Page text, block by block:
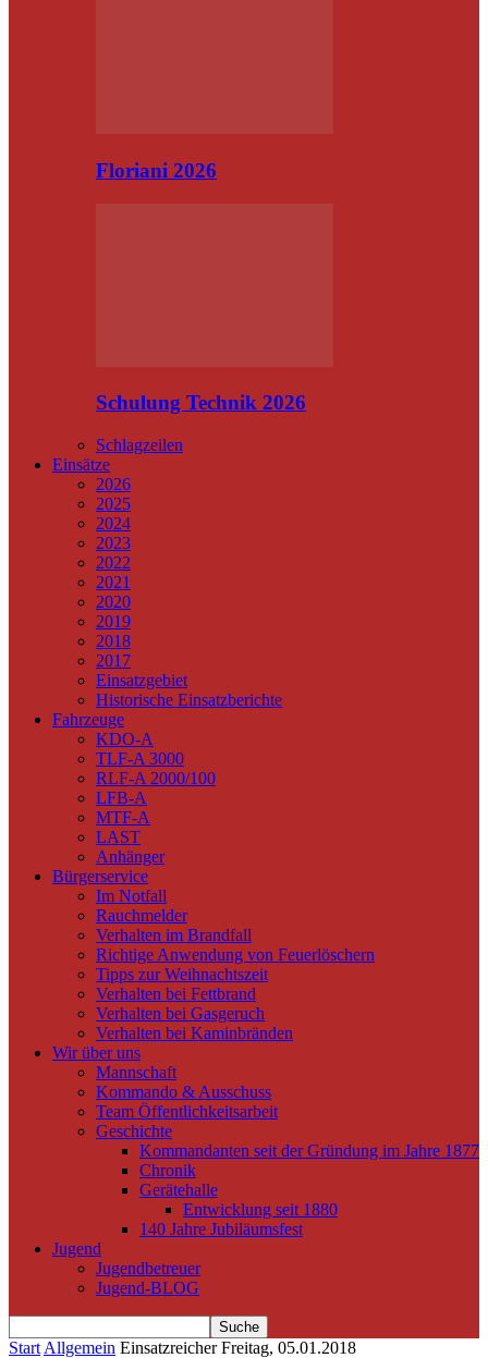
Floriani 2026
Schulung Technik 2026
Schlagzeilen
Einsätze
2026
2025
2024
2023
2022
2021
2020
2019
2018
2017
Einsatzgebiet
Historische Einsatzberichte
Fahrzeuge
KDO-A
TLF-A 3000
RLF-A 2000/100
LFB-A
MTF-A
LAST
Anhänger
Bürgerservice
Im Notfall
Rauchmelder
Verhalten im Brandfall
Richtige Anwendung von Feuerlöschern
Tipps zur Weihnachtszeit
Verhalten bei Fettbrand
Verhalten bei Gasgeruch
Verhalten bei Kaminbränden
Wir über uns
Mannschaft
Kommando & Ausschuss
Team Öffentlichkeitsarbeit
Geschichte
Kommandanten seit der Gründung im Jahre 1877
Chronik
Gerätehalle
Entwicklung seit 1880
140 Jahre Jubiläumsfest
Jugend
Jugendbetreuer
Jugend-BLOG
Start Allgemein Einsatzreicher Freitag, 05.01.2018